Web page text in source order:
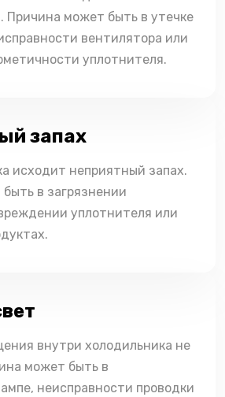
Причина может быть в утечке
вентилятора или
уплотнителя.
запах
исходит неприятный запах.
в загрязнении
уплотнителя или
внутри холодильника не
может быть в
неисправности проводки